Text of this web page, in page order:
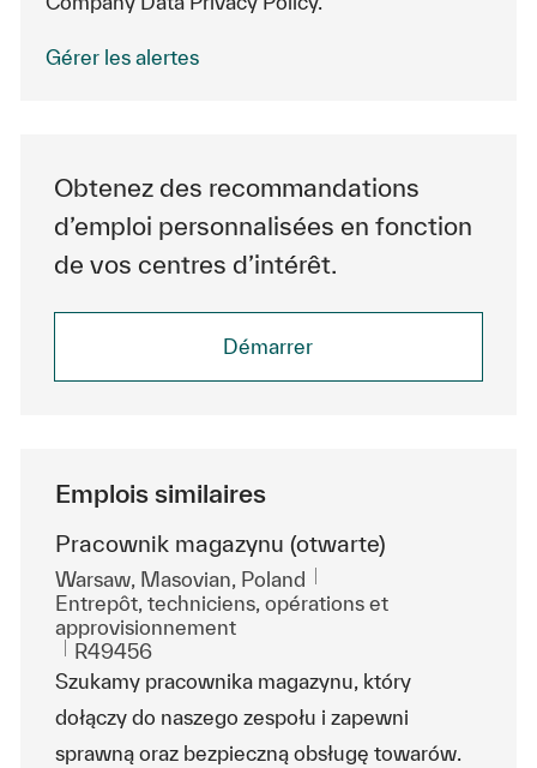
Gérer les alertes
Obtenez des recommandations
d’emploi personnalisées en fonction
de vos centres d’intérêt.
Démarrer
Emplois similaires
Pracownik magazynu (otwarte)
Emplacement
Warsaw, Masovian, Poland
Catégorie
Entrepôt, techniciens, opérations et
approvisionnement
ReqId
R49456
Szukamy pracownika magazynu, który
dołączy do naszego zespołu i zapewni
sprawną oraz bezpieczną obsługę towarów.